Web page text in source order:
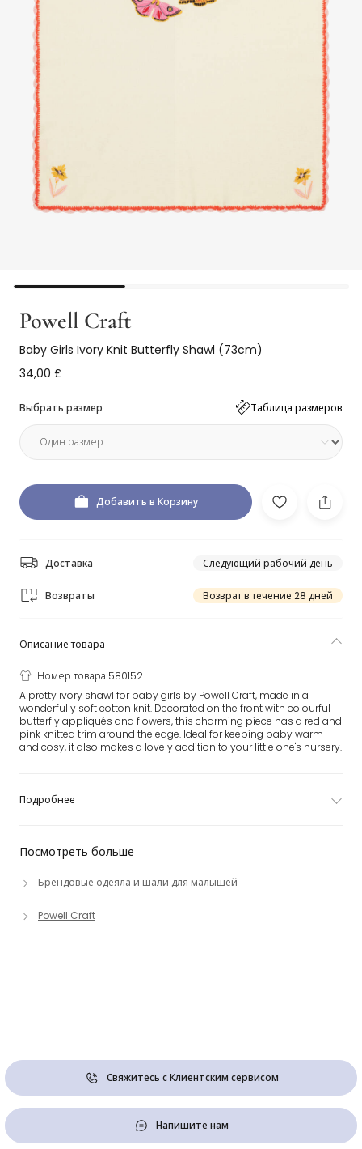
Powell Craft
Baby Girls Ivory Knit Butterfly Shawl (73cm)
34,00 £
Выбрать размер Таблица размеров
Добавить в Корзину
Доставка Следующий рабочий день
Возвраты Возврат в течение 28 дней
Посмотреть больше
Брендовые одеяла и шали для малышей
Powell Craft
Описание товара
Номер товара 580152
A pretty ivory shawl for baby girls by Powell Craft, made in a
wonderfully soft cotton knit. Decorated on the front with colourful
butterfly appliqués and flowers, this charming piece has a red and
pink knitted trim around the edge. Ideal for keeping baby warm
and cosy, it also makes a lovely addition to your little one's nursery.
Подробнее
Свяжитесь с Клиентским сервисом
Напишите нам